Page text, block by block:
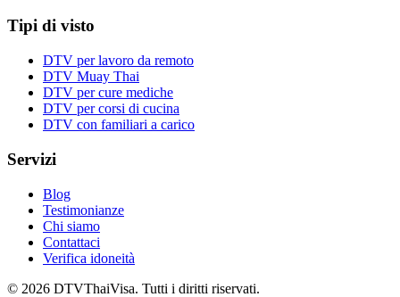
Tipi di visto
DTV per lavoro da remoto
DTV Muay Thai
DTV per cure mediche
DTV per corsi di cucina
DTV con familiari a carico
Servizi
Blog
Testimonianze
Chi siamo
Contattaci
Verifica idoneità
© 2026 DTVThaiVisa. Tutti i diritti riservati.